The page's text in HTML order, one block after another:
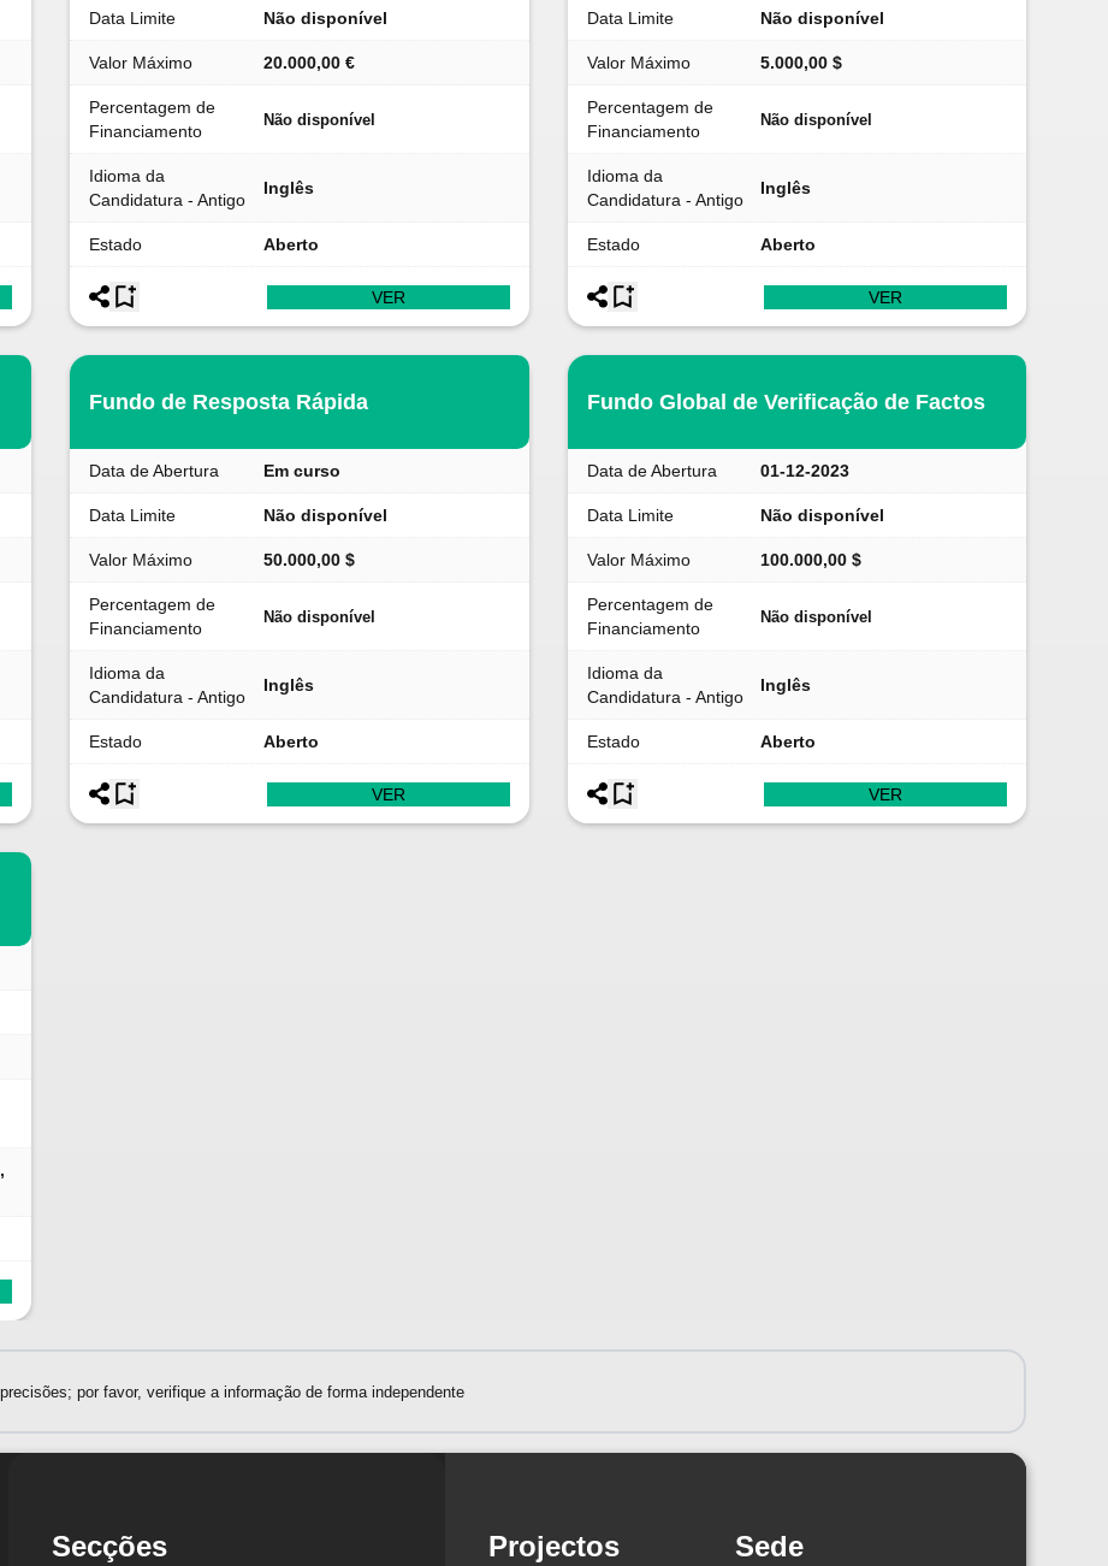
Data Limite Não disponível
Valor Máximo 20.000,00 €
Percentagem de
Financiamento
Não disponível
Idioma da
Candidatura - Antigo
Inglês
Estado Aberto
VER
Data Limite Não disponível
Valor Máximo 5.000,00 $
Percentagem de
Financiamento
Não disponível
Idioma da
Candidatura - Antigo
Inglês
Estado Aberto
VER
Fundo de Resposta Rápida
Data de Abertura Em curso
Data Limite Não disponível
Valor Máximo 50.000,00 $
Percentagem de
Financiamento
Não disponível
Idioma da
Candidatura - Antigo
Inglês
Estado Aberto
VER
Fundo Global de Verificação de Factos
Data de Abertura 01-12-2023
Data Limite Não disponível
Valor Máximo 100.000,00 $
Percentagem de
Financiamento
Não disponível
Idioma da
Candidatura - Antigo
Inglês
Estado Aberto
VER
por favor, verifique a informação de forma independente
Secções Projectos Sede